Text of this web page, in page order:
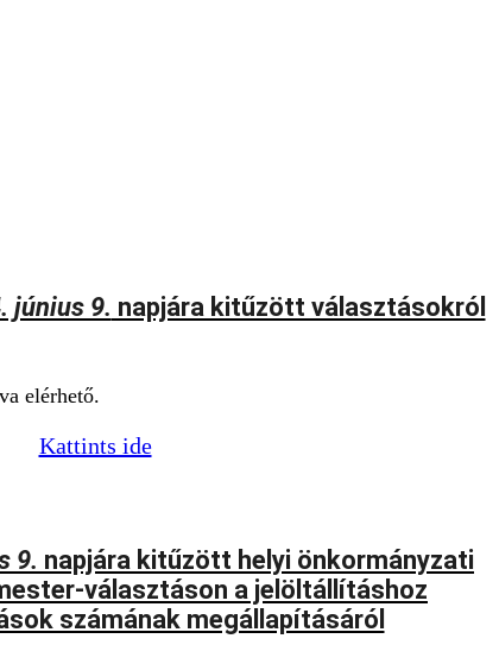
június 9. napjára kitűzött választásokról
elérhető.
Kattints ide
9. napjára kitűzött helyi önkormányzati
választáson a jelöltállításhoz
számának megállapításáról